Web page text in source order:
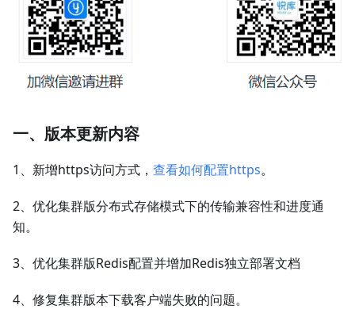
一、版本更新内容
1、新增https访问方式， 查看如何配置https。
2、优化集群版分布式存储模式下的传输兼容性和进度通
知。
3、优化集群版Redis配置并增加Redis独立部署文档
4、修复集群版本下载客户端失败的问题。